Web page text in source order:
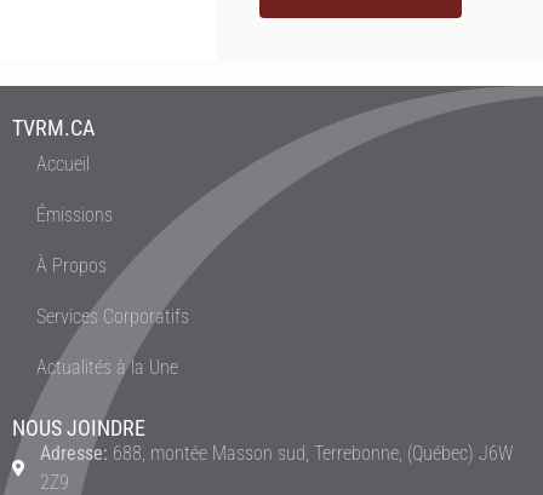
TVRM.CA
Accueil
Émissions
À Propos
Services Corporatifs
Actualités à la Une
NOUS JOINDRE
Adresse: 688, montée Masson sud, Terrebonne, (Québec) J6W
2Z9